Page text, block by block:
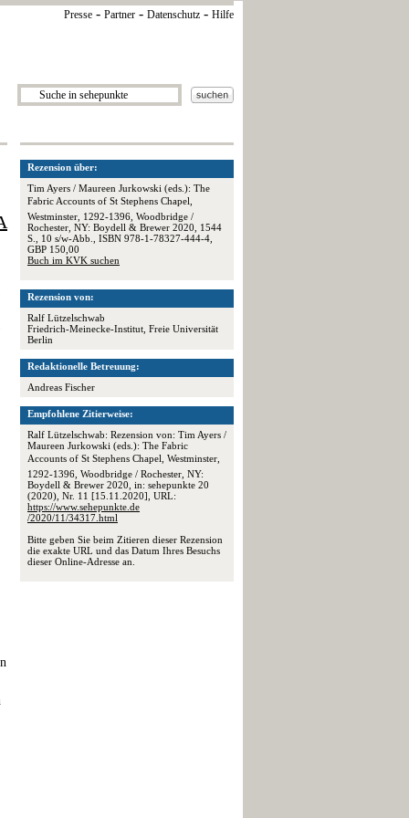
Presse - Partner - Datenschutz - Hilfe
Rezension über:
Tim Ayers / Maureen Jurkowski (eds.): The
Fabric Accounts of St Stephens Chapel,
Westminster, 1292-1396, Woodbridge /
Rochester, NY: Boydell & Brewer 2020, 1544
S., 10 s/w-Abb., ISBN 978-1-78327-444-4,
GBP 150,00
Buch im KVK suchen
Rezension von:
Ralf Lützelschwab
Friedrich-Meinecke-Institut, Freie Universität
Berlin
Redaktionelle Betreuung:
Andreas Fischer
Empfohlene Zitierweise:
Ralf Lützelschwab: Rezension von: Tim Ayers /
Maureen Jurkowski (eds.): The Fabric
Accounts of St Stephens Chapel, Westminster,
1292-1396, Woodbridge / Rochester, NY:
Boydell & Brewer 2020, in: sehepunkte 20
(2020), Nr. 11 [15.11.2020], URL:
https://www.sehepunkte.de
/2020/11/34317.html
Bitte geben Sie beim Zitieren dieser Rezension
die exakte URL und das Datum Ihres Besuchs
dieser Online-Adresse an.